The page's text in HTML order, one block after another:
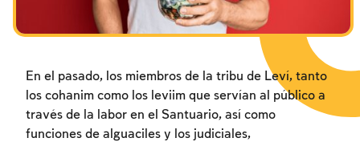
En el pasado, los miembros de la tribu de Leví, tanto
los cohanim como los leviim que servían al público a
través de la labor en el Santuario, así como
funciones de alguaciles y los judiciales,